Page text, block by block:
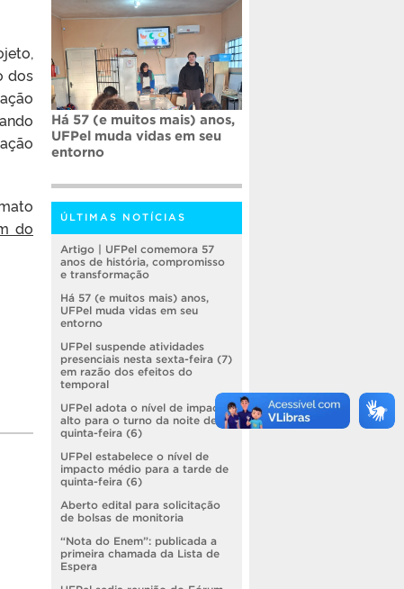
dos
do
Há 57 (e muitos mais) anos,
UFPel muda vidas em seu
entorno
ÚLTIMAS NOTÍCIAS
Artigo | UFPel comemora 57
anos de história, compromisso
e transformação
Há 57 (e muitos mais) anos,
UFPel muda vidas em seu
entorno
UFPel suspende atividades
presenciais nesta sexta-feira (7)
em razão dos efeitos do
temporal
UFPel adota o nível de impacto
alto para o turno da noite de
quinta-feira (6)
UFPel estabelece o nível de
impacto médio para a tarde de
quinta-feira (6)
Aberto edital para solicitação
de bolsas de monitoria
“Nota do Enem”: publicada a
primeira chamada da Lista de
Espera